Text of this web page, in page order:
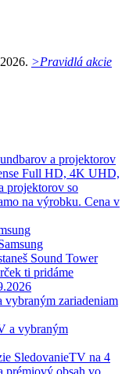
>Pravidlá akcie
a projektorov
Full HD, 4K UHD,
projektorov so
na výrobku. Cena v
Sound Tower
ti pridáme
vybraným zariadeniam
SledovanieTV na 4
prémiový obsah vo